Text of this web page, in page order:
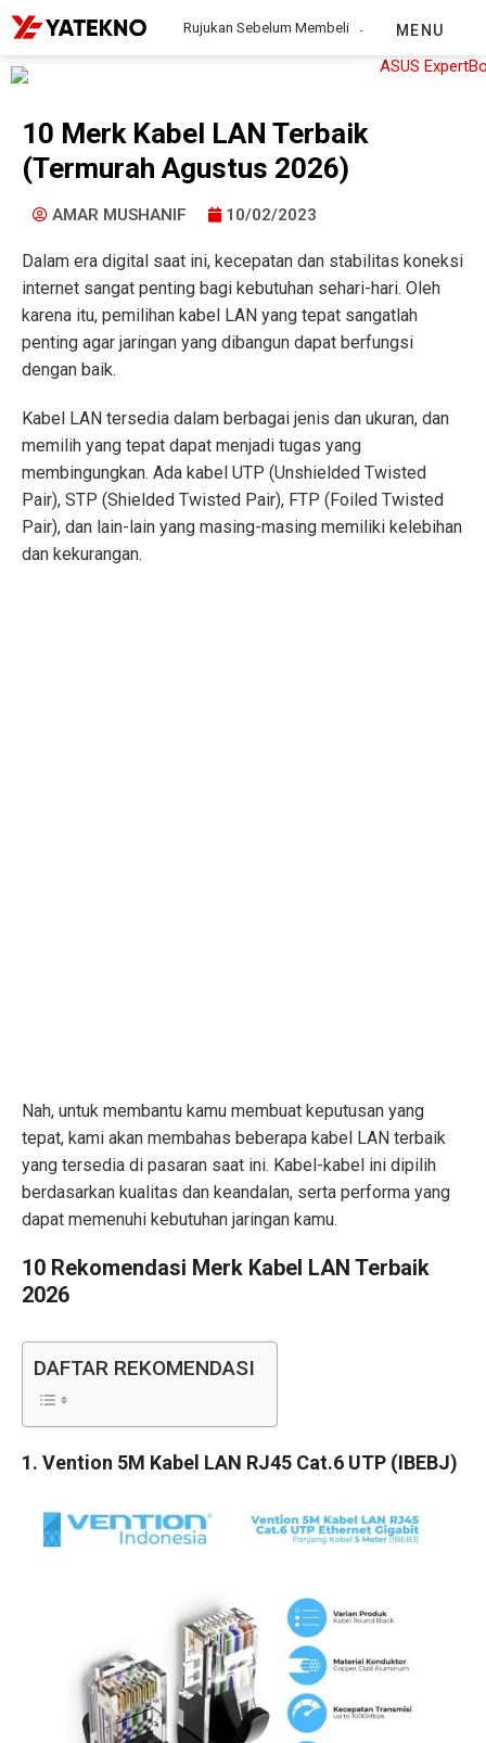
Rujukan Sebelum Membeli MENU
10 Merk Kabel LAN Terbaik
(Termurah Agustus 2026)
AMAR MUSHANIF 10/02/2023
Dalam era digital saat ini, kecepatan dan stabilitas koneksi
internet sangat penting bagi kebutuhan sehari-hari. Oleh
karena itu, pemilihan kabel LAN yang tepat sangatlah
penting agar jaringan yang dibangun dapat berfungsi
dengan baik.
Kabel LAN tersedia dalam berbagai jenis dan ukuran, dan
memilih yang tepat dapat menjadi tugas yang
membingungkan. Ada kabel UTP (Unshielded Twisted
Pair), STP (Shielded Twisted Pair), FTP (Foiled Twisted
Pair), dan lain-lain yang masing-masing memiliki kelebihan
dan kekurangan.
Nah, untuk membantu kamu membuat keputusan yang
tepat, kami akan membahas beberapa kabel LAN terbaik
yang tersedia di pasaran saat ini. Kabel-kabel ini dipilih
berdasarkan kualitas dan keandalan, serta performa yang
dapat memenuhi kebutuhan jaringan kamu.
10 Rekomendasi Merk Kabel LAN Terbaik
2026
DAFTAR REKOMENDASI
1. Vention 5M Kabel LAN RJ45 Cat.6 UTP (IBEBJ)